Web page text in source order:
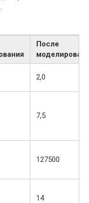
После
2,0
7,5
127500
14